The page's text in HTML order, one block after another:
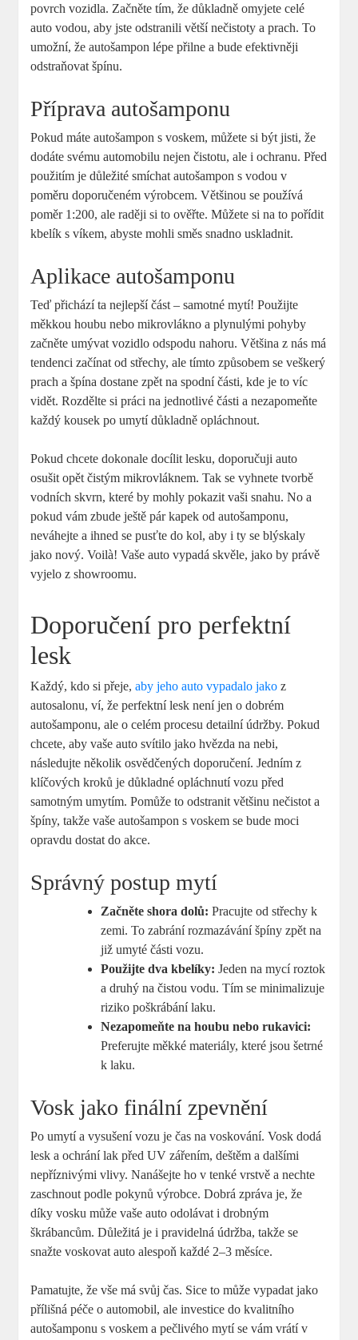
povrch vozidla. Začněte tím, že důkladně omyjete celé
auto vodou, aby jste odstranili větší nečistoty a prach. To
umožní, že autošampon lépe přilne a bude efektivněji
odstraňovat špínu.
Příprava autošamponu
Pokud máte autošampon s voskem, můžete si být jisti, že
dodáte svému automobilu nejen čistotu, ale i ochranu. Před
použitím je důležité smíchat autošampon s vodou v
poměru doporučeném výrobcem. Většinou se používá
poměr 1:200, ale raději si to ověřte. Můžete si na to pořídit
kbelík s víkem, abyste mohli směs snadno uskladnit.
Aplikace autošamponu
Teď přichází ta nejlepší část – samotné mytí! Použijte
měkkou houbu nebo mikrovlákno a plynulými pohyby
začněte umývat vozidlo odspodu nahoru. Většina z nás má
tendenci začínat od střechy, ale tímto způsobem se veškerý
prach a špína dostane zpět na spodní části, kde je to víc
vidět. Rozdělte si práci na jednotlivé části a nezapomeňte
každý kousek po umytí důkladně opláchnout.
Pokud chcete dokonale docílit lesku, doporučuji auto
osušit opět čistým mikrovláknem. Tak se vyhnete tvorbě
vodních skvrn, které by mohly pokazit vaši snahu. No a
pokud vám zbude ještě pár kapek od autošamponu,
neváhejte a ihned se pusťte do kol, aby i ty se blýskaly
jako nový. Voilà! Vaše auto vypadá skvěle, jako by právě
vyjelo z showroomu.
Doporučení pro perfektní
lesk
Každý, kdo si přeje,aby jeho auto vypadalo jako z
autosalonu, ví, že perfektní lesk není jen o dobrém
autošamponu, ale o celém procesu detailní údržby. Pokud
chcete, aby vaše auto svítilo jako hvězda na nebi,
následujte několik osvědčených doporučení. Jedním z
klíčových kroků je důkladné opláchnutí vozu před
samotným umytím. Pomůže to odstranit většinu nečistot a
špíny, takže vaše autošampon s voskem se bude moci
opravdu dostat do akce.
Správný postup mytí
Začněte shora dolů: Pracujte od střechy k
zemi. To zabrání rozmazávání špíny zpět na
již umyté části vozu.
Použijte dva kbelíky: Jeden na mycí roztok
a druhý na čistou vodu. Tím se minimalizuje
riziko poškrábání laku.
Nezapomeňte na houbu nebo rukavici:
Preferujte měkké materiály, které jsou šetrné
k laku.
Vosk jako finální zpevnění
Po umytí a vysušení vozu je čas na voskování. Vosk dodá
lesk a ochrání lak před UV zářením, deštěm a dalšími
nepříznivými vlivy. Nanášejte ho v tenké vrstvě a nechte
zaschnout podle pokynů výrobce. Dobrá zpráva je, že
díky vosku může vaše auto odolávat i drobným
škrábancům. Důležitá je i pravidelná údržba, takže se
snažte voskovat auto alespoň každé 2–3 měsíce.
Pamatujte, že vše má svůj čas. Sice to může vypadat jako
přílišná péče o automobil, ale investice do kvalitního
autošamponu s voskem a pečlivého mytí se vám vrátí v